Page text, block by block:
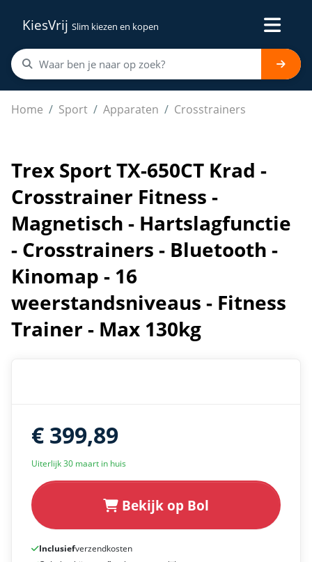
KiesVrij Slim kiezen en kopen
Home Sport Apparaten Crosstrainers
Trex Sport TX-650CT Krad - Crosstrainer Fitness -
Trex Sport TX-650CT Krad -
Crosstrainer Fitness -
Magnetisch - Hartslagfunctie
- Crosstrainers - Bluetooth -
Kinomap - 16
weerstandsniveaus - Fitness
Trainer - Max 130kg
€ 399,89
Uiterlijk 30 maart in huis
Bekijk op Bol
Inclusiefverzendkosten